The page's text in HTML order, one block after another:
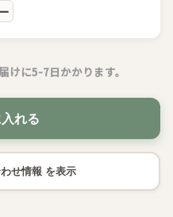
に5-7日かかります。
れる
せ情報